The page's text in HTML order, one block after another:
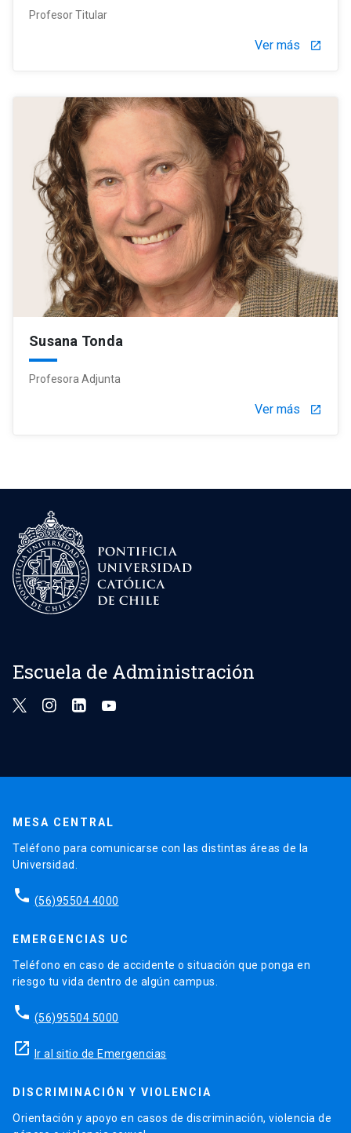
Profesor Titular
Ver más launch
Susana Tonda
Profesora Adjunta
Ver más launch
Escuela de Administración
MESA CENTRAL
Teléfono para comunicarse con las distintas áreas de la
Universidad.
phone (56)95504 4000
EMERGENCIAS UC
Teléfono en caso de accidente o situación que ponga en
riesgo tu vida dentro de algún campus.
phone (56)95504 5000
launch Ir al sitio de Emergencias
DISCRIMINACIÓN Y VIOLENCIA
Orientación y apoyo en casos de discriminación, violencia de